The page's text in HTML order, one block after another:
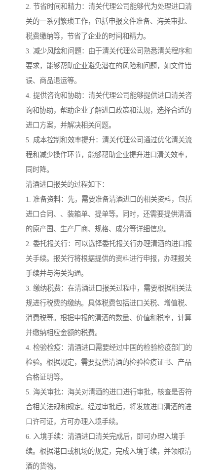
2. 节省时间和精力：清关代理公司能够代为处理进口清
关的一系列繁琐工作，包括申报文件准备、海关审批、
税费缴纳等，节省了企业的时间和精力。
3. 减少风险和问题：由于清关代理公司熟悉清关程序和
要求，能够帮助企业避免潜在的风险和问题，如文件错
误、商品退运等。
4. 提供咨询和协助：清关代理公司能够提供进口清关咨
询和协助，帮助企业了解进口政策和法规，选择合适的
进口方案，并解决相关问题。
5. 成本控制和效率提升：清关代理公司通过优化清关流
程和减少操作环节，能够帮助企业提升进口清关效率，
同时降。
清酒进口报关的过程如下：
1. 准备资料：先，需要准备清酒进口的相关资料，包括
进口合同、、装箱单、提单等。同时，还需要提供清酒
的原产国、生产厂商、规格、成分等详细信息。
2. 委托报关行：可以选择委托报关行办理清酒的进口报
关手续。报关行将根据提供的资料进行申报，办理报关
手续并与海关沟通。
3. 缴纳税费：在清酒进口报关过程中，需要根据相关法
规进行税费的缴纳。具体税费包括进口关税、增值税、
消费税等。根据申报的清酒的数量、价值和税率，计算
并缴纳相应金额的税费。
4. 检验检疫：清酒进口需要经过中国的检验检疫部门的
检验。根据规定，需要提供清酒的检验检疫证书、产品
合格证明等。
5. 海关审批：海关对清酒的进口进行审批，核查是否符
合相关法规和规定。经过审批后，将发放进口清酒的进
口许可证，方可办理入境手续。
6. 入境手续：清酒进口清关完成后，即可办理入境手
续。根据港口或机场的规定，完成入境手续，并领取清
酒的货物。